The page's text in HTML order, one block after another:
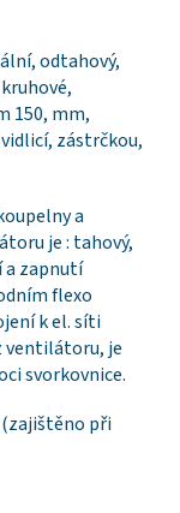
odtahový,
150, mm,
zástrčkou,
a
je : tahový,
a zapnutí
flexo
k el. síti
ventilátoru, je
svorkovnice.
(zajištěno při